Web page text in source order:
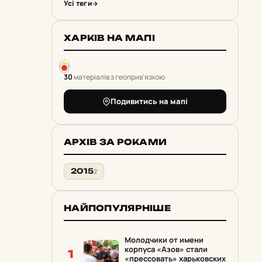
Усі теги
ХАРКІВ НА МАПІ
30матеріалів з геоприв'язкою
Подивитись на мапі
АРХІВ ЗА РОКАМИ
20152
НАЙПОПУЛЯРНІШЕ
1
Молодчики от имени
корпуса «Азов» стали
«прессовать» харьковских